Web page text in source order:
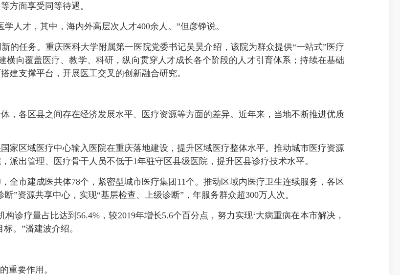
方面享受同等待遇。
才，其中，海内外高层次人才400余人。”但彦铮说。
任务。重庆医科大学附属第一医院党委书记吴昊介绍，该院为群众提供“一站式”医疗
横向覆盖医疗、教学、科研，纵向贯穿人才成长各个阶段的人才引育体系；持续在基础
建支撑平台，开展医工交叉的创新融合研究。
各区县之间存在经济发展水平、医疗资源等方面的差异。近年来，当地不断推进优质
区域医疗中心输入医院在重庆落地建设，提升区域医疗整体水平。推动城市医疗资源
派出管理、医疗骨干人员不低于1年驻守区县级医院，提升区县诊疗技术水平。
市建成医共体78个，紧密型城市医疗集团11个。推动区域内医疗卫生连续服务，各区
”资源共享中心，实现“基层检查、上级诊断”，年服务群众超300万人次。
疗量占比达到56.4%，较2019年增长5.6个百分点，努力实现‘大病重病在本市解决，
。”潘建波介绍。
重要作用。